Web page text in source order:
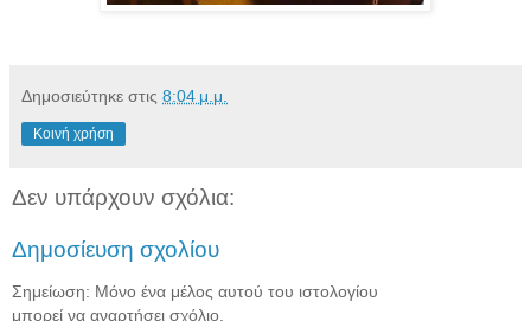
Δημοσιεύτηκε στις 8:04 μ.μ.
Κοινή χρήση
Δεν υπάρχουν σχόλια:
Δημοσίευση σχολίου
Σημείωση: Μόνο ένα μέλος αυτού του ιστολογίου
μπορεί να αναρτήσει σχόλιο.